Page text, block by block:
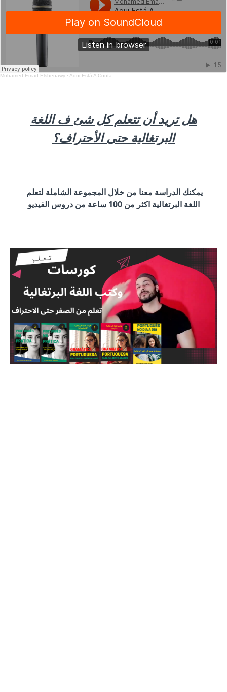
Mohamed Emad Elshenawy · Aqui Está A Conta
هل تريد أن تتعلم كل شئ ف اللغة
البرتغالية حتى الأحتراف؟
اللغة البرتغالية اكثر من 100 ساعة من دروس الفيديو